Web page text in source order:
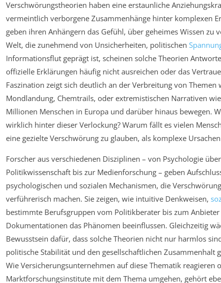
Verschwörungstheorien haben eine erstaunliche
vermeintlich verborgene Zusammenhänge hinter komplexen
geben ihren Anhängern das Gefühl, über geheimes Wissen zu
Welt, die zunehmend von Unsicherheiten, politischen
Informationsflut geprägt ist, scheinen solche Theorien
offizielle Erklärungen häufig nicht ausreichen oder das
Faszination zeigt sich deutlich an der Verbreitung von Themen
Mondlandung, Chemtrails, oder extremistischen Narrativen
Millionen Menschen in Europa und darüber hinaus bewegen.
wirklich hinter dieser Verlockung? Warum fällt es vielen
eine gezielte Verschwörung zu glauben, als komplexe
Forscher aus verschiedenen Disziplinen – von Psychologie über
Politikwissenschaft bis zur Medienforschung – geben
psychologischen und sozialen Mechanismen, die
verführerisch machen. Sie zeigen, wie intuitive Denkweisen,
bestimmte Berufsgruppen vom Politikberater bis zum
Dokumentationen das Phänomen beeinflussen. Gleichzeitig
Bewusstsein dafür, dass solche Theorien nicht nur harmlos
politische Stabilität und den gesellschaftlichen Zusammenhalt
Wie Versicherungsunternehmen auf diese Thematik reagieren
Marktforschungsinstitute mit dem Thema umgehen, gehört